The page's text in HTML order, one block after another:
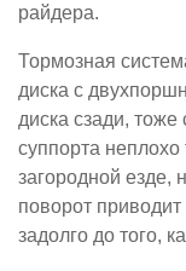
райдера.
Тормозная
диска с
диска сзади,
суппорта неплохо
загородной
поворот
задолго до того,